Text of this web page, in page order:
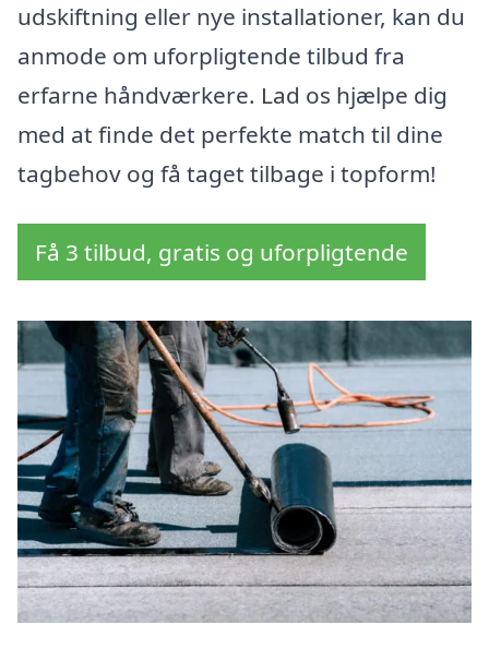
udskiftning eller nye installationer, kan du
anmode om uforpligtende tilbud fra
erfarne håndværkere. Lad os hjælpe dig
med at finde det perfekte match til dine
tagbehov og få taget tilbage i topform!
Få 3 tilbud, gratis og uforpligtende